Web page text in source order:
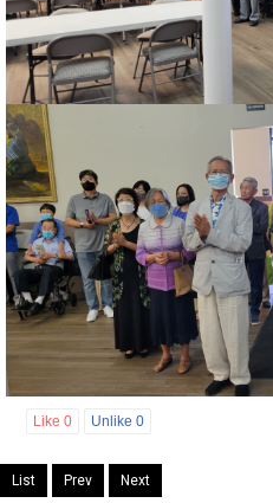
Like 0 Unlike 0
List Prev Next